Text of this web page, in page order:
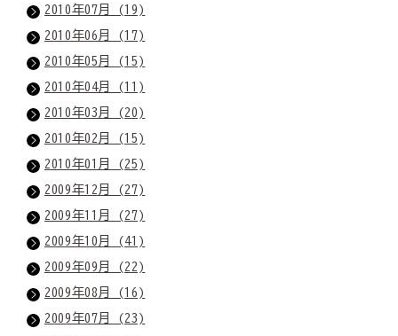
2010年07月 (19)
2010年06月 (17)
2010年05月 (15)
2010年04月 (11)
2010年03月 (20)
2010年02月 (15)
2010年01月 (25)
2009年12月 (27)
2009年11月 (27)
2009年10月 (41)
2009年09月 (22)
2009年08月 (16)
2009年07月 (23)